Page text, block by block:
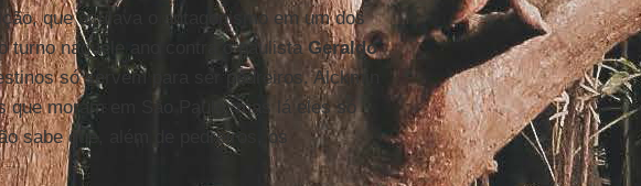
que açulava o antagonismo em um dos
turno naquele ano contra o paulista Geraldo
só servem para ser pedreiros. Alckmin
moram em São Paulo, mas lá eles só
sabe que, além de pedreiros, os